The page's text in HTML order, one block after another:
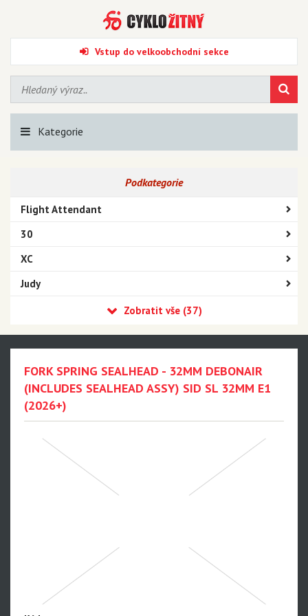
Vstup do velkoobchodní sekce
Kategorie
Podkategorie
Flight Attendant
30
XC
Judy
Reba
35
Zeb - NEW!!!
Domain
FORK SPRING SEALHEAD - 32MM DEBONAIR
(INCLUDES SEALHEAD ASSY) SID SL 32MM E1
(2026+)